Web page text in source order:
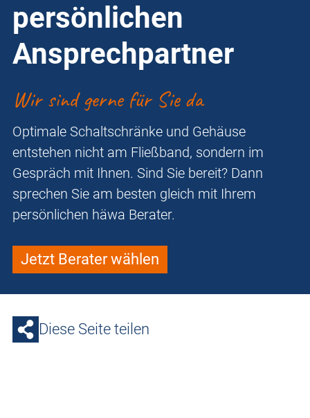
persönlichen
Ansprechpartner
Wir sind gerne für Sie da
Optimale Schaltschränke und Gehäuse
entstehen nicht am Fließband, sondern im
Gespräch mit Ihnen. Sind Sie bereit? Dann
sprechen Sie am besten gleich mit Ihrem
persönlichen häwa Berater.
Jetzt Berater wählen
Diese Seite teilen